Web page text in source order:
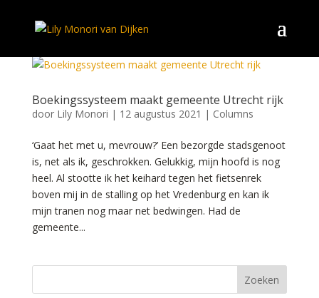
Boekingssysteem maakt gemeente Utrecht rijk
door Lily Monori | 12 augustus 2021 | Columns
‘Gaat het met u, mevrouw?’ Een bezorgde stadsgenoot
is, net als ik, geschrokken. Gelukkig, mijn hoofd is nog
heel. Al stootte ik het keihard tegen het fietsenrek
boven mij in de stalling op het Vredenburg en kan ik
mijn tranen nog maar net bedwingen. Had de
gemeente...